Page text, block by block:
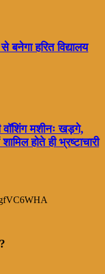
बनेगा हरित विद्यालय
वॉशिंग मशीनः खड़गे,
होते ही भ्रष्टाचारी